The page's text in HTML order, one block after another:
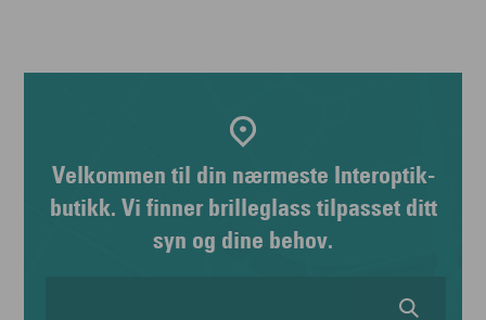
Velkommen til din nærmeste Interoptik-
butikk. Vi finner brilleglass tilpasset ditt
syn og dine behov.